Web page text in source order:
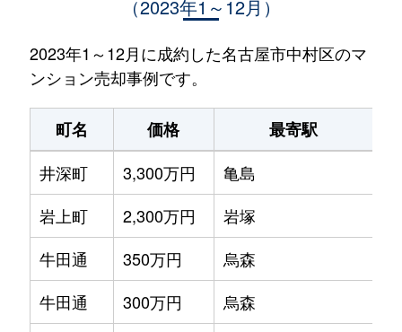
（2023年1～12月）
2023年1～12月に成約した名古屋市中村区のマ
ンション売却事例です。
町名 価格 最寄駅
井深町
3,300万円 亀島
岩上町
2,300万円 岩塚
牛田通
350万円 烏森
牛田通
300万円 烏森